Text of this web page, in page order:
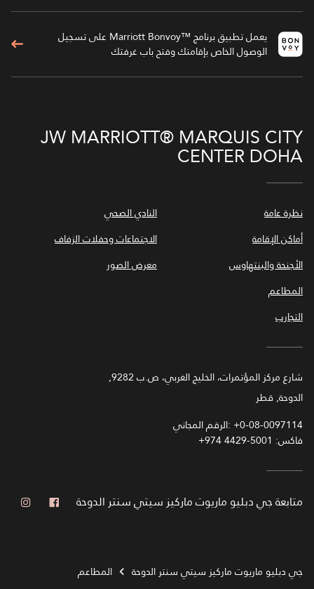
يعمل تطبيق برنامج ™Marriott Bonvoy على تسجيل
الوصول الخاص بإقامتك وفتح باب غرفتك
JW MARRIOTT® MARQUIS CITY
CENTER DOHA
نظرة عامة
أماكن الإقامة
الأجنحة والبنتهاوس
المطاعم
التجارب
النادي الصحي
الاجتماعات وحفلات الزفاف
معرض الصور
شارع مركز المؤتمرات، الخليج الغربي، ص.ب 9282,
الدوحة, قطر
الرقم المجاني: +0-08-0097114
فاكس: +974 4429-5001
متابعةجي دبليو ماريوت ماركيز سيتي سنتر الدوحة فيس بوك
جي دبليو ماريوت ماركيز سيتي سنتر الدوحة المطاعم